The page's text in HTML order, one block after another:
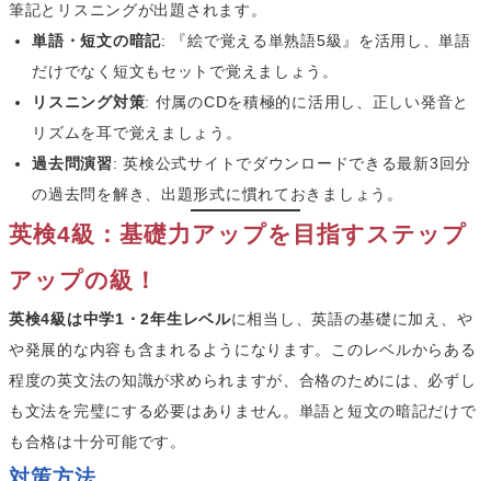
筆記とリスニングが出題されます。
単語・短文の暗記: 『絵で覚える単熟語5級』を活用し、単語
だけでなく短文もセットで覚えましょう。
リスニング対策: 付属のCDを積極的に活用し、正しい発音と
リズムを耳で覚えましょう。
過去問演習: 英検公式サイトでダウンロードできる最新3回分
の過去問を解き、出題形式に慣れておきましょう。
英検4級：基礎力アップを目指すステップ
アップの級！
英検4級は中学1・2年生レベルに相当し、英語の基礎に加え、や
や発展的な内容も含まれるようになります。このレベルからある
程度の英文法の知識が求められますが、合格のためには、必ずし
も文法を完璧にする必要はありません。単語と短文の暗記だけで
も合格は十分可能です。